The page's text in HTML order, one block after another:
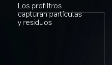
Los prefiltros
capturan partículas
y residuos